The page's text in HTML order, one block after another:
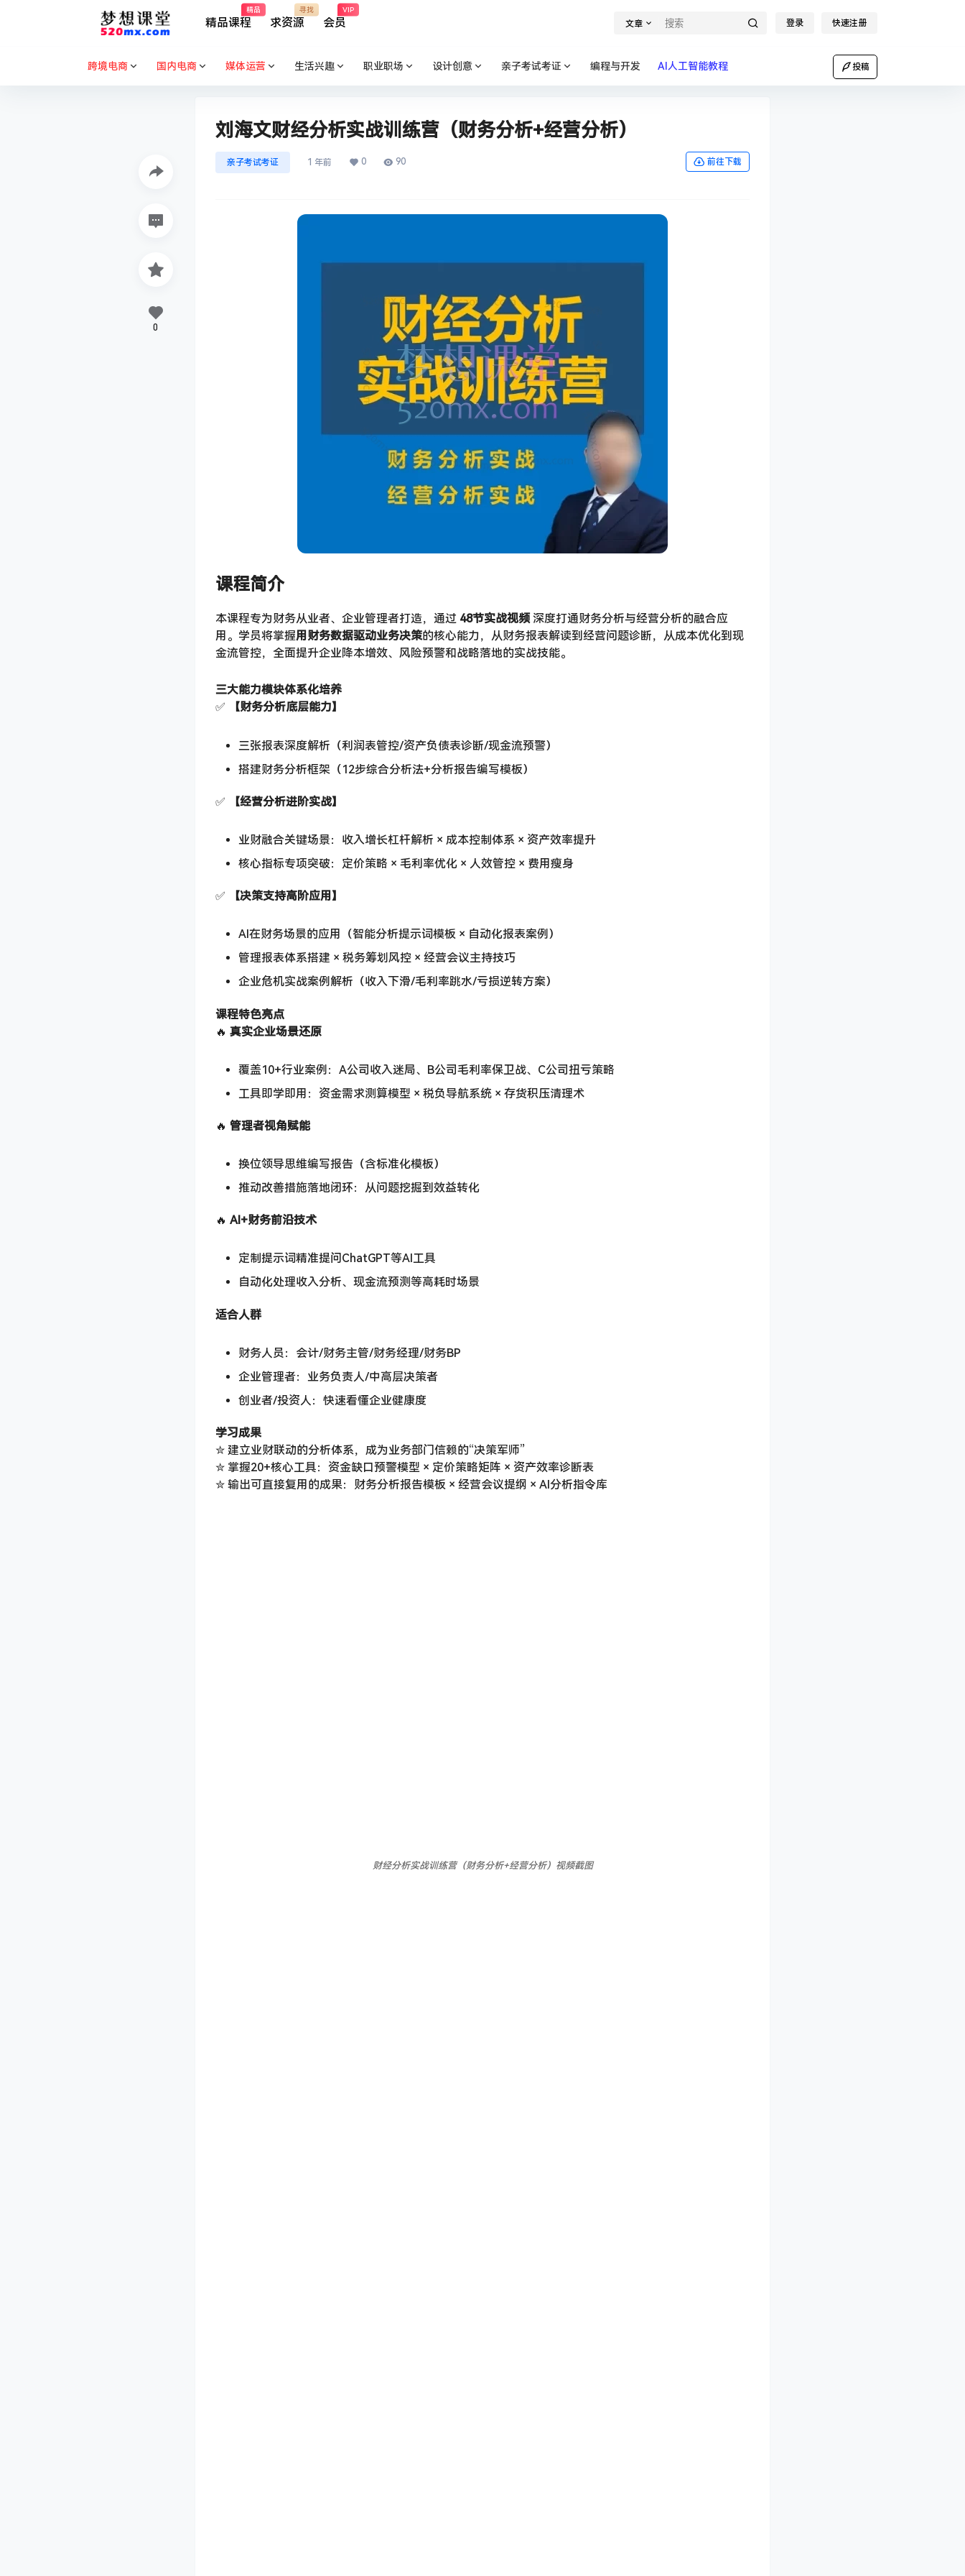
精品课程
精品
求资源
寻找
会员
VIP
文章 登录 快速注册
跨境电商 国内电商 媒体运营 生活兴趣 职业职场 设计创意 亲子考试考证 编程与开发 AI人工智能教程 投稿
刘海文财经分析实战训练营（财务分析+经营分析）
亲子考试考证 1 年前 0 90 前往下载
课程简介
本课程专为财务从业者、企业管理者打造，通过 ​ 48节实战视频​ 深度打通财务分析与经营分析的融合应
用。学员将掌握用财务数据驱动业务决策的核心能力，从财务报表解读到经营问题诊断，从成本优化到现
金流管控，全面提升企业降本增效、风险预警和战略落地的实战技能。
三大能力模块体系化培养
✅ ​
​【财务分析底层能力】​
三张报表深度解析（利润表管控/资产负债表诊断/现金流预警）
搭建财务分析框架（12步综合分析法+分析报告编写模板）
✅ ​ ​【经营分析进阶实战】​
业财融合关键场景：收入增长杠杆解析 × 成本控制体系 × 资产效率提升
核心指标专项突破：定价策略 × 毛利率优化 × 人效管控 × 费用瘦身
✅ ​ ​【决策支持高阶应用】​
AI在财务场景的应用（智能分析提示词模板 × 自动化报表案例）
管理报表体系搭建 × 税务筹划风控 × 经营会议主持技巧
企业危机实战案例解析（收入下滑/毛利率跳水/亏损逆转方案）
课程特色亮点
🔥 ​ 真实企业场景还原
覆盖10+行业案例：A公司收入迷局、B公司毛利率保卫战、C公司扭亏策略
工具即学即用：资金需求测算模型 × 税负导航系统 × 存货积压清理术
🔥 ​ 管理者视角赋能
换位领导思维编写报告（含标准化模板）
推动改善措施落地闭环：从问题挖掘到效益转化
🔥 ​ AI+财务前沿技术
定制提示词精准提问ChatGPT等AI工具
自动化处理收入分析、现金流预测等高耗时场景
适合人群
财务人员：会计/财务主管/财务经理/财务BP
企业管理者：业务负责人/中高层决策者
创业者/投资人：快速看懂企业健康度
学习成果
✮ 建立业财联动的分析体系，成为业务部门信赖的“决策军师”
✮ 掌握20+核心工具：资金缺口预警模型 × 定价策略矩阵 × 资产效率诊断表
✮ 输出可直接复用的成果：财务分析报告模板 × 经营会议提纲 × AI分析指令库
财经分析实战训练营（财务分析+经营分析）视频截图
0